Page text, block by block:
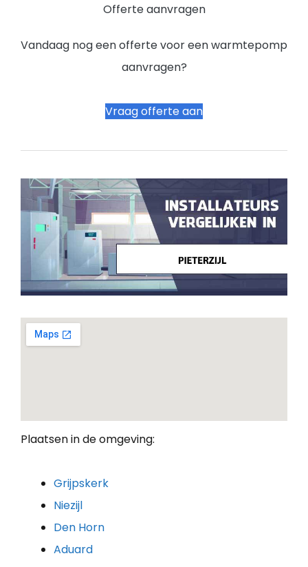
Offerte aanvragen
Vandaag nog een offerte voor een warmtepomp
aanvragen?
Vraag offerte aan
Plaatsen in de omgeving:
Grijpskerk
Niezijl
Den Horn
Aduard